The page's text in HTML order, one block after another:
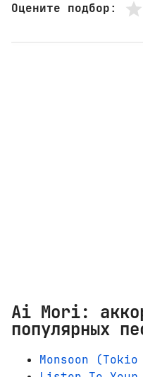
Оцените подбор:
Ai Mori:
популярных
Monsoon